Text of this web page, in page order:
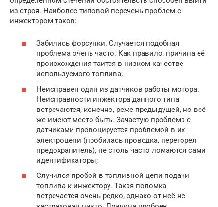
из строя. Наиболее типовой перечень проблем с
инжектором таков:
Забились форсунки. Случается подобная
проблема очень часто. Как правило, причина её
происхождения таится в низком качестве
используемого топлива;
Неисправен один из датчиков работы мотора.
Неисправности инжектора данного типа
встречаются, конечно, реже предыдущей, но всё
же имеют место быть. Зачастую проблема с
датчиками провоцируется проблемой в их
электроцепи (пробилась проводка, перегорел
предохранитель), не столь часто ломаются сами
идентификаторы;
Случился пробой в топливной цепи подачи
топлива к инжектору. Такая поломка
встречается очень редко, однако от неё не